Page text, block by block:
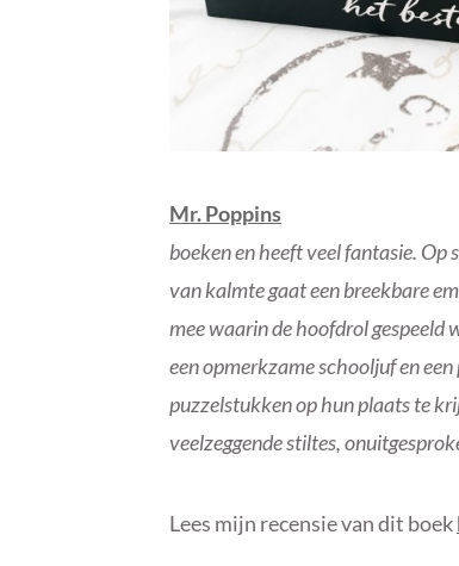
Mr. Poppins
boeken en heeft veel fantasie.
van kalmte gaat een breekbare
mee waarin de hoofdrol gespeeld
een opmerkzame schooljuf en
puzzelstukken op hun plaats te
veelzeggende stiltes,
Lees mijn recensie van dit boek